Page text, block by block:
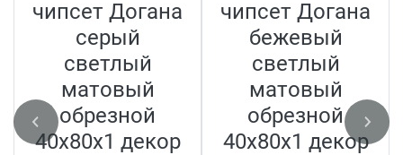
чипсет Догана
серый
светлый
матовый
обрезной
40x80x1 декор
чипсет Догана
бежевый
светлый
матовый
обрезной
40x80x1 декор